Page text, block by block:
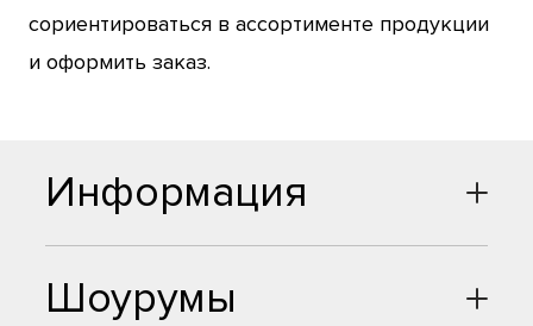
сориентироваться в ассортименте продукции
и оформить заказ.
Шоурумы
Информация